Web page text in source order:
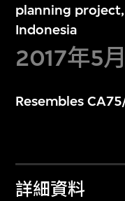
planning
Indonesia
2017年5
Resembles
詳細資料